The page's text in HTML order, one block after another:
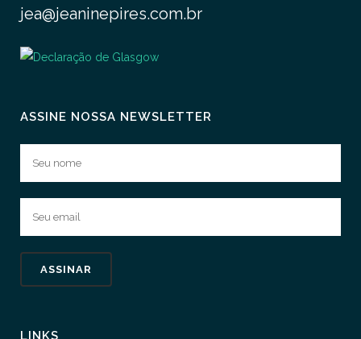
jea@jeaninepires.com.br
ASSINE NOSSA NEWSLETTER
LINKS